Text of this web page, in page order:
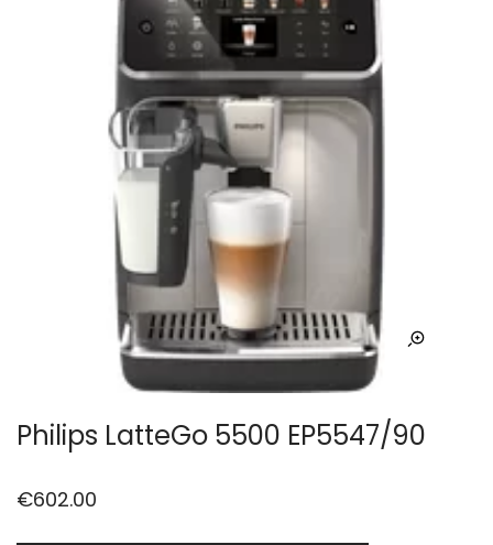
Philips LatteGo 5500 EP5547/90
€602.00